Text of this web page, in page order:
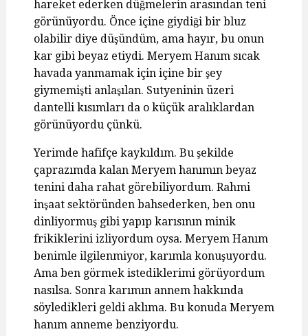
hareket ederken düğmelerin arasından teni
görünüyordu. Önce içine giydiği bir bluz
olabilir diye düşündüm, ama hayır, bu onun
kar gibi beyaz etiydi. Meryem Hanım sıcak
havada yanmamak için içine bir şey
giymemişti anlaşılan. Sutyeninin üzeri
dantelli kısımları da o küçük aralıklardan
görünüyordu çünkü.
Yerimde hafifçe kaykıldım. Bu şekilde
çaprazımda kalan Meryem hanımın beyaz
tenini daha rahat görebiliyordum. Rahmi
inşaat sektöründen bahsederken, ben onu
dinliyormuş gibi yapıp karısının minik
frikiklerini izliyordum oysa. Meryem Hanım
benimle ilgilenmiyor, karımla konuşuyordu.
Ama ben görmek istediklerimi görüyordum
nasılsa. Sonra karımın annem hakkında
söyledikleri geldi aklıma. Bu konuda Meryem
hanım anneme benziyordu.